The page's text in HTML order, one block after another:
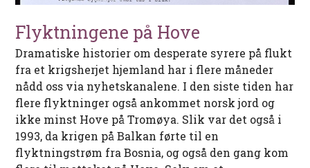
Flyktningene på Hove
Dramatiske historier om desperate syrere på flukt
fra et krigsherjet hjemland har i flere måneder
nådd oss via nyhetskanalene. I den siste tiden har
flere flyktninger også ankommet norsk jord og
ikke minst Hove på Tromøya. Slik var det også i
1993, da krigen på Balkan førte til en
flyktningstrøm fra Bosnia, og også den gang kom